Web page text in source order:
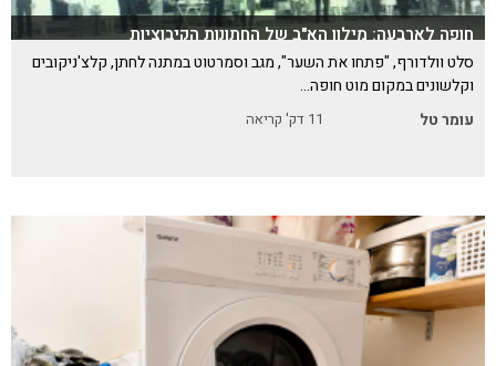
חופה לארבעה: מילון הא"ב של החתונות הקיבוציות
סלט וולדורף, "פתחו את השער", מגב וסמרטוט במתנה לחתן, קלצ'ניקובים
וקלשונים במקום מוט חופה…
עומר טל
11 דק' קריאה